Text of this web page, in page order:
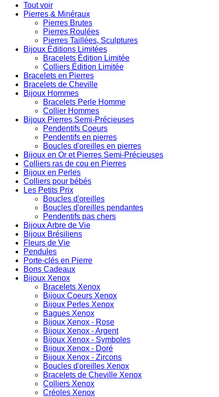
Tout voir
Pierres & Minéraux
Pierres Brutes
Pierres Roulées
Pierres Taillées, Sculptures
Bijoux Éditions Limitées
Bracelets Édition Limitée
Colliers Édition Limitée
Bracelets en Pierres
Bracelets de Cheville
Bijoux Hommes
Bracelets Perle Homme
Collier Hommes
Bijoux Pierres Semi-Précieuses
Pendentifs Coeurs
Pendentifs en pierres
Boucles d'oreilles en pierres
Bijoux en Or et Pierres Semi-Précieuses
Colliers ras de cou en Pierres
Bijoux en Perles
Colliers pour bébés
Les Petits Prix
Boucles d'oreilles
Boucles d'oreilles pendantes
Pendentifs pas chers
Bijoux Arbre de Vie
Bijoux Brésiliens
Fleurs de Vie
Pendules
Porte-clés en Pierre
Bons Cadeaux
Bijoux Xenox
Bracelets Xenox
Bijoux Coeurs Xenox
Bijoux Perles Xenox
Bagues Xenox
Bijoux Xenox - Rose
Bijoux Xenox - Argent
Bijoux Xenox - Symboles
Bijoux Xenox - Doré
Bijoux Xenox - Zircons
Boucles d'oreilles Xenox
Bracelets de Cheville Xenox
Colliers Xenox
Créoles Xenox